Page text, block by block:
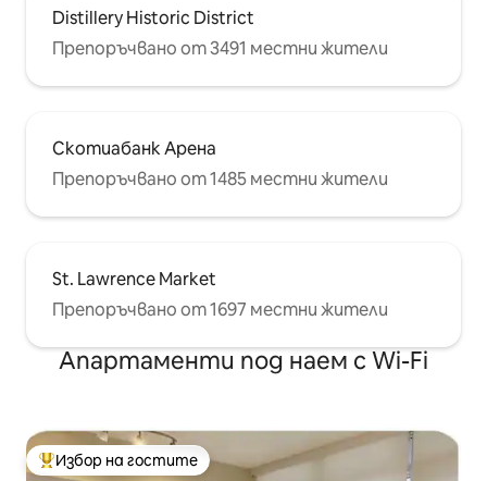
Distillery Historic District
Препоръчвано от 3491 местни жители
Скотиабанк Арена
Препоръчвано от 1485 местни жители
St. Lawrence Market
Препоръчвано от 1697 местни жители
Апартаменти под наем с Wi-Fi
Най-популярен избор на гостите
Избор на гостите